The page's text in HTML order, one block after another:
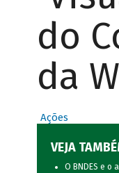
do
da
Ações
VEJA
O BNDES e o